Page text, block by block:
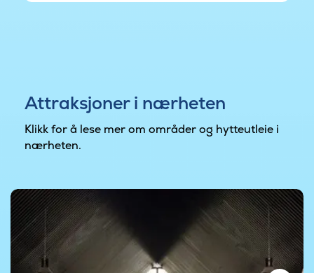
Attraksjoner i nærheten
Klikk for å lese mer om områder og hytteutleie i
nærheten.